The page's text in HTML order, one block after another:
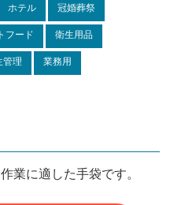
ホテル 冠婚葬祭
フード 衛生用品
管理 業務用
業に適した手袋です。